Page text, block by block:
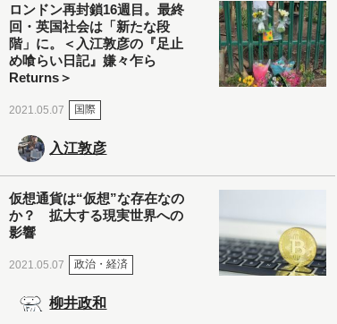
ロンドン再封鎖16週目。最終
回・英国社会は「新たな段
階」に。＜入江敦彦の『足止
め喰らい日記』嫌々乍ら
Returns＞
2021.05.07 国際
入江敦彦
仮想通貨は“仮想”な存在なの
か？ 拡大する現実世界への
影響
2021.05.07 政治・経済
柳井政和